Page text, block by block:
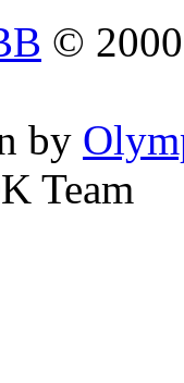
©
by
Team